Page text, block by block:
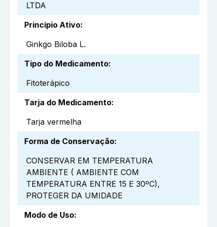
LTDA
Princípio Ativo:
Ginkgo Biloba L.
Tipo do Medicamento:
Fitoterápico
Tarja do Medicamento:
Tarja vermelha
Forma de Conservação:
CONSERVAR EM TEMPERATURA
AMBIENTE ( AMBIENTE COM
TEMPERATURA ENTRE 15 E 30ºC),
PROTEGER DA UMIDADE
Modo de Uso: